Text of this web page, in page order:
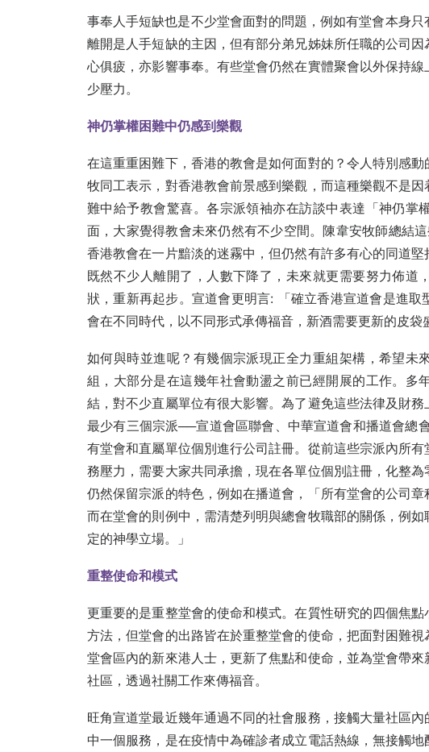
事奉人手短缺也是不少堂會面對的問題，例如有堂會本身
離開是人手短缺的主因，但有部分弟兄姊妹所任職的公司
心俱疲，亦影響事奉。有些堂會仍然在實體聚會以外保持
少壓力。
神仍掌權困難中仍感到樂觀
在這重重困難下，香港的教會是如何面對的？令人特別感
牧同工表示，對香港教會前景感到樂觀，而這種樂觀不是
難中給予教會驚喜。各宗派領袖亦在訪談中表達「神仍掌
面，大家覺得教會未來仍然有不少空間。陳韋安牧師總結
香港教會在一片黯淡的迷霧中，但仍然有許多有心的同道
既然不少人離開了，人數下降了，未來就更需要努力佈道
狀，重新再起步。宣道會更明言: 「確立香港宣道會是進
會在不同時代，以不同形式承傳福音，新酒需要更新的皮袋
如何與時並進呢？有幾個宗派現正全力重組架構，希望未
組，大部分是在這幾年社會動盪之前已經開展的工作。多
結，對不少直屬單位有很大影響。為了避免這些法律及財
最少有三個宗派──宣道會區聯會、中華宣道會和播道會總
有堂會和直屬單位個別進行公司註冊。從前這些宗派內所
務壓力，需要大家共同承擔，現在各單位個別註冊，化整
仍然保留宗派的特色，例如在播道會，「所有堂會的公司
而在堂會的則例中，需清楚列明與總會牧職部的關係，例
定的神學立場。」
重整使命和模式
更重要的是重整堂會的使命和模式。在質性研究的四個焦
方法，但堂會的出路皆在於重整堂會的使命，把面對困難
堂會區內的新來港人士，更新了焦點和使命，並為堂會帶
社區，透過社關工作來傳福音。
旺角宣道堂最近幾年通過不同的社會服務，接觸大量社區
中一個服務，是在疫情中為確診者成立電話熱線，無接觸